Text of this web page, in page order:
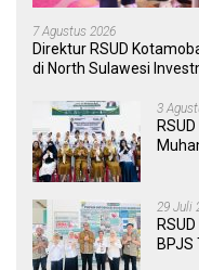
7 Agustus 2026
Direktur RSUD
di North Sulawesi
3
29 Juli